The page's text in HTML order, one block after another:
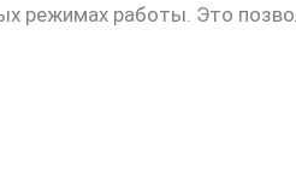
режимах работы. Это